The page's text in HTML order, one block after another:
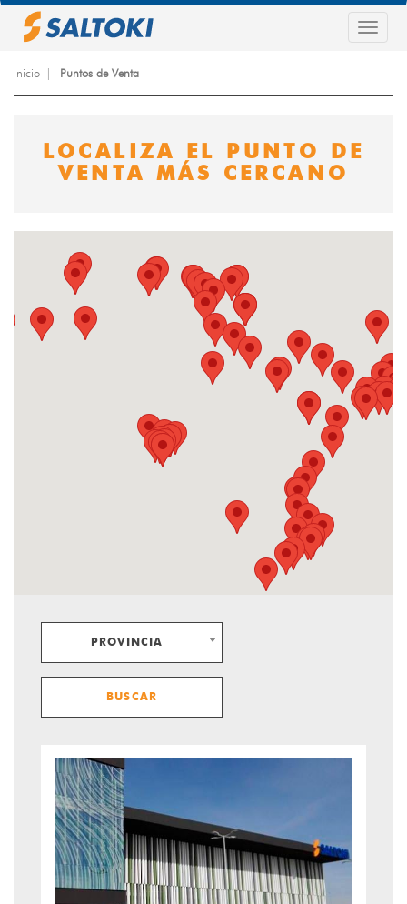
Pasar
principal
Inicio Puntos de Venta
LOCALIZA EL PUNTO DE
VENTA MÁS CERCANO
PROVINCIA
BUSCAR